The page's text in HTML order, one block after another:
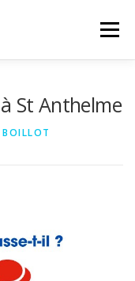
Menu
St Anthelme